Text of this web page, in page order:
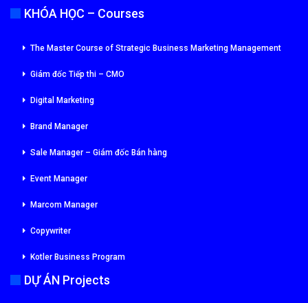
KHÓA HỌC – Courses
The Master Course of Strategic Business Marketing Management
Giám đốc Tiếp thi – CMO
Digital Marketing
Brand Manager
Sale Manager – Giám đốc Bán hàng
Event Manager
Marcom Manager
Copywriter
Kotler Business Program
DỰ ÁN Projects